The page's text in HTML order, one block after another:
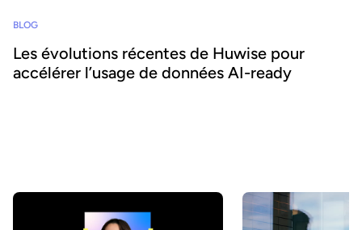
BLOG
Les évolutions récentes de Huwise pour
accélérer l’usage de données AI-ready